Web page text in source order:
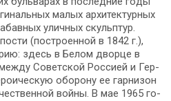
ма­лых ар­хи­тек­тур­ных
улич­ных скульп­тур.
(по­стро­ен­ной в 1842 г.),
здесь в Бе­лом двор­це в
Со­вет­ской Рос­си­ей и Гер­
обо­ро­ну ее гар­ни­зон
вой­ны. В мае 1965 го­